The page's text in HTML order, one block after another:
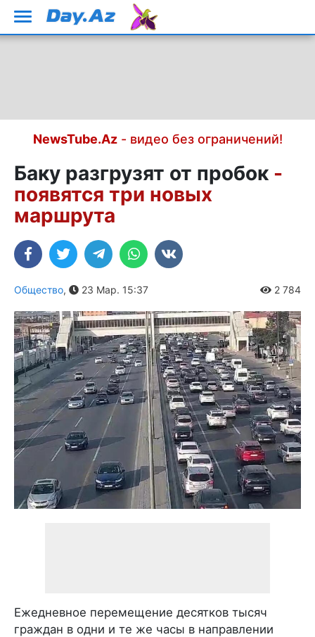
NewsTube.Az- видео без ограничений!
Баку разгрузят от пробок -
появятся три новых
маршрута
Общество, 23 Мар. 15:37 2 784
Ежедневное перемещение десятков тысяч
граждан в одни и те же часы в направлении